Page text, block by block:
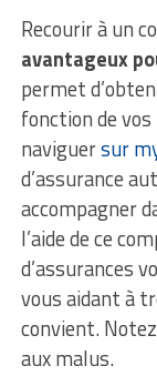
Recourir à un
avantageux
permet
fonction de
naviguersur
d’assurance
accompagner
l’aide de ce
d’assurances
vous aidant à
convient.
aux malus.